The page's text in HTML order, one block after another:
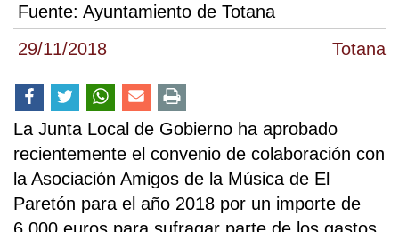
29/11/2018 Totana
Fuente: Ayuntamiento de Totana
La Junta Local de Gobierno ha aprobado
recientemente el convenio de colaboración con
la Asociación Amigos de la Música de El
Paretón para el año 2018 por un importe de